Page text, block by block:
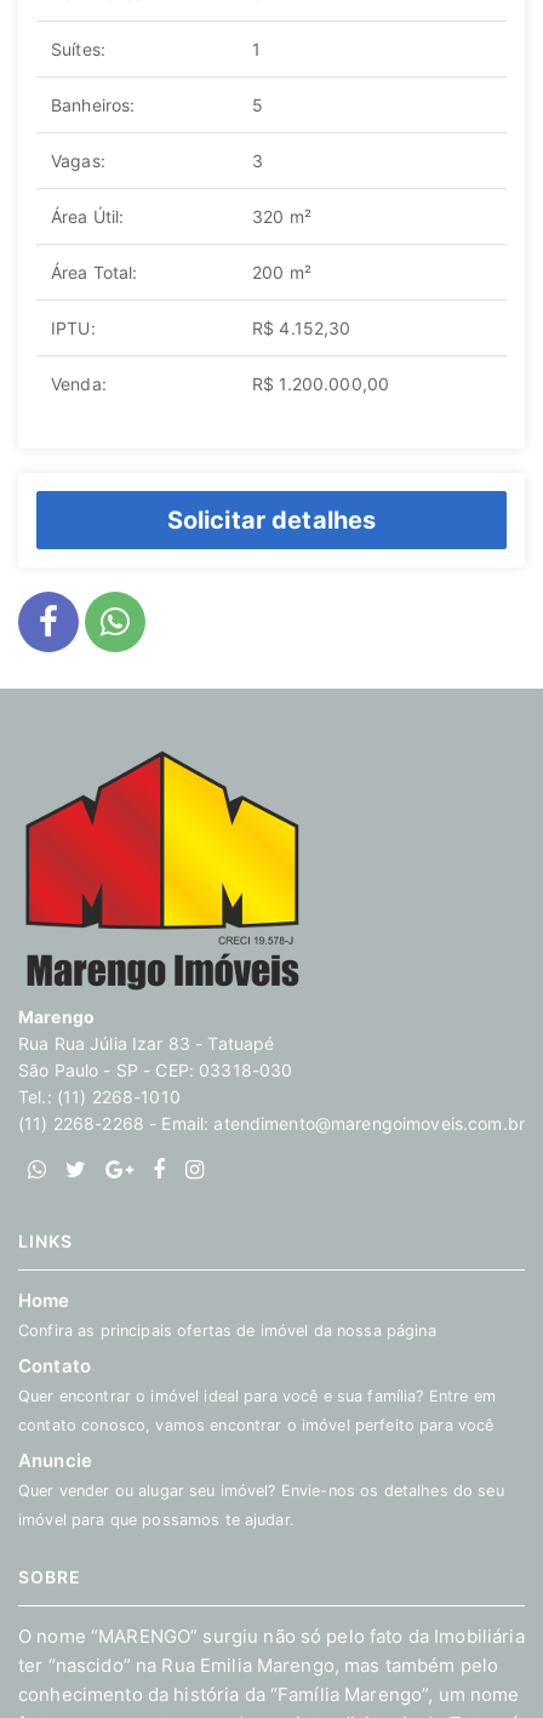
Suítes: 1
Banheiros: 5
Vagas: 3
Área Útil: 320 m²
Área Total: 200 m²
IPTU: R$ 4.152,30
Venda: R$ 1.200.000,00
Solicitar detalhes
Marengo
Rua Rua Júlia Izar 83 - Tatuapé
São Paulo - SP - CEP: 03318-030
Tel.: (11) 2268-1010
(11) 2268-2268 - Email: atendimento@marengoimoveis.com.br
LINKS
Home
Confira as principais ofertas de imóvel da nossa página
Contato
Quer encontrar o imóvel ideal para você e sua família? Entre em
contato conosco, vamos encontrar o imóvel perfeito para você
Anuncie
Quer vender ou alugar seu imóvel? Envie-nos os detalhes do seu
imóvel para que possamos te ajudar.
SOBRE
O nome “MARENGO” surgiu não só pelo fato da Imobiliária
ter “nascido” na Rua Emilia Marengo, mas também pelo
conhecimento da história da “Família Marengo”, um nome